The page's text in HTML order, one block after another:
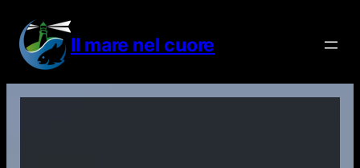
contenuto
Il mare nel cuore